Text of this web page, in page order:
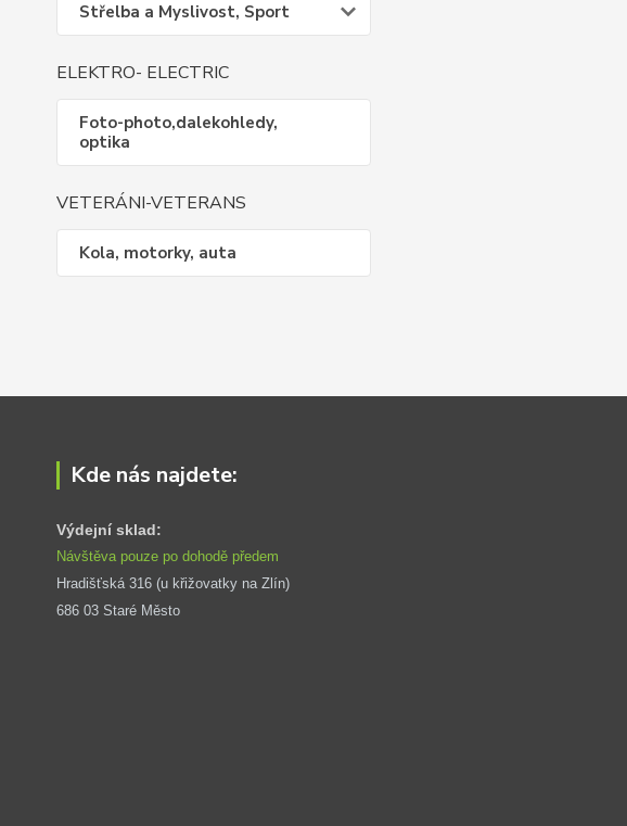
Střelba a Myslivost, Sport
ELEKTRO- ELECTRIC
Foto-photo,dalekohledy,
optika
VETERÁNI-VETERANS
Kola, motorky, auta
Kde nás najdete:
Výdejní sklad:
Návštěva pouze po dohodě předem
Hradišťská 316 (u křižovatky na Zlín)
686 03 Staré Město